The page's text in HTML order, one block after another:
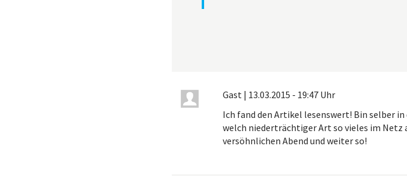
Gast | 13.03.2015 - 19:47 Uhr
Ich fand den Artikel lesenswert! Bin selber
welch niederträchtiger Art so vieles im Netz
versöhnlichen Abend und weiter so!